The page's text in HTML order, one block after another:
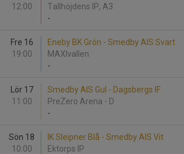
12:00
Tallhöjdens IP, A3
-
Fre 16
19:00
Eneby BK Grön - Smedby AIS Svart
MAXIvallen
-
Lör 17
11:00
Smedby AIS Gul - Dagsbergs IF
PreZero Arena - D
-
Sön 18
10:00
IK Sleipner Blå - Smedby AIS Vit
Ektorps IP